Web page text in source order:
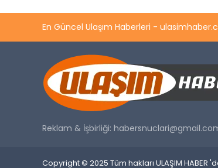
En Güncel Ulaşım Haberleri -
Reklam & İşbirliği:
Copyright © 2025 Tüm hakları ULAŞIM HABER